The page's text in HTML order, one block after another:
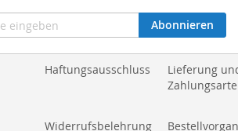
Abonnieren
Haftungsausschluss
Lieferung
Widerrufsbelehrung